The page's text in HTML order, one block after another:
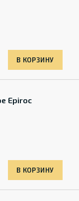
В КОРЗИНУ
Epiroc
В КОРЗИНУ